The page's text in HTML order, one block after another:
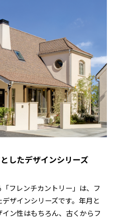
したデザインシリーズ
フレンチカントリー」は、フ
ザインシリーズです。年月と
ン性はもちろん、古くからフ